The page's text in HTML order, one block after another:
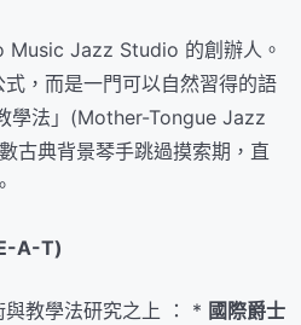
Music Jazz Studio 的創辦人。
，而是一門可以自然習得的語
學法」(Mother-Tongue Jazz
古典背景琴手跳過摸索期，直
A-T)
教學法研究之上 ： * 國際爵士